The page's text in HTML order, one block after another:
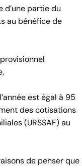
partie du
au bénéfice de
est égal à 95
des cotisations
(URSSAF) au
de penser que